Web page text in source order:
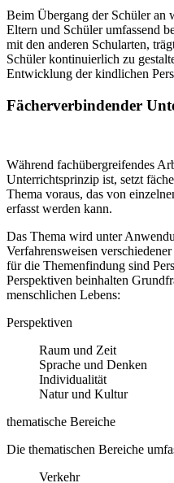
Beim Übergang der Schüler an
Eltern und Schüler umfassend
mit den anderen Schularten,
Schüler kontinuierlich zu
Entwicklung der kindlichen
Fächerverbindender
Während fachübergreifendes
Unterrichtsprinzip ist, setzt
Thema voraus, das von
erfasst werden kann.
Das Thema wird unter
Verfahrensweisen
für die Themenfindung sind
Perspektiven beinhalten
menschlichen Lebens:
Perspektiven
Raum und Zeit
Sprache und Denken
Individualität
Natur und Kultur
thematische Bereiche
Die thematischen Bereiche
Verkehr